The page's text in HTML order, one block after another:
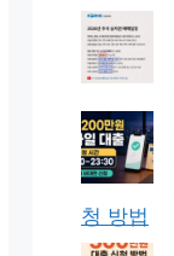
청 방법